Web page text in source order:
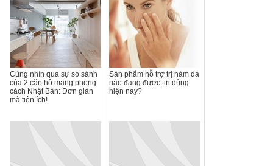
Cùng nhìn qua sự so sánh
của 2 căn hộ mang phong
cách Nhật Bản: Đơn giản
mà tiện ích!
Sản phẩm hỗ trợ trị nám da
nào đang được tin dùng
hiện nay?